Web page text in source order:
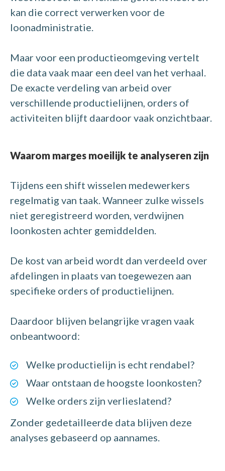
kan die correct verwerken voor de
loonadministratie.
Maar voor een productieomgeving vertelt
die data vaak maar een deel van het verhaal.
De exacte verdeling van arbeid over
verschillende productielijnen, orders of
activiteiten blijft daardoor vaak onzichtbaar.
Waarom marges moeilijk te analyseren zijn
Tijdens een shift wisselen medewerkers
regelmatig van taak. Wanneer zulke wissels
niet geregistreerd worden, verdwijnen
loonkosten achter gemiddelden.
De kost van arbeid wordt dan verdeeld over
afdelingen in plaats van toegewezen aan
specifieke orders of productielijnen.
Daardoor blijven belangrijke vragen vaak
onbeantwoord:
Welke productielijn is echt rendabel?
Waar ontstaan de hoogste loonkosten?
Welke orders zijn verlieslatend?
Zonder gedetailleerde data blijven deze
analyses gebaseerd op aannames.